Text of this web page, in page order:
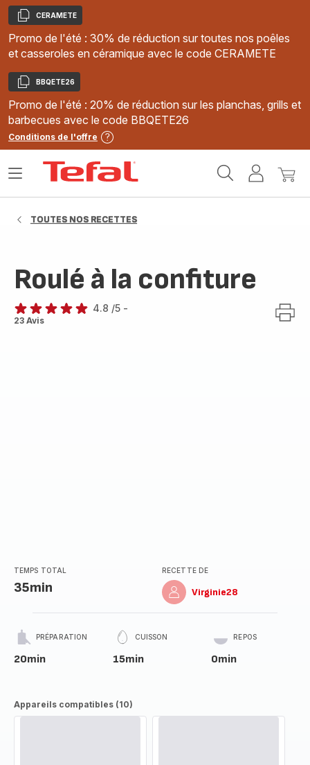
Copier
CERAMETE
Promo de l'été : 30% de réduction sur toutes nos poêles
et casseroles en céramique avec le code CERAMETE
Copier
BBQETE26
Promo de l'été : 20% de réduction sur les planchas, grills et
barbecues avec le code BBQETE26
Conditions de l'offre
MonMon
Ouvrir
TOUTES NOS RECETTES
Roulé à la confiture
ratings.4.8
4.8 /5 -
23 Avis
TEMPS TOTAL
35min
RECETTE DE
Virginie28
PRÉPARATION
20min
CUISSON
15min
REPOS
0min
Appareils compatibles (10)